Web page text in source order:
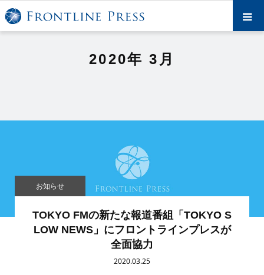
2020年 3月
お知らせ
TOKYO FMの新たな報道番組「TOKYO S
LOW NEWS」にフロントラインプレスが
全面協力
2020.03.25
調査報道アーカイブズ
HOW TO 調査報道